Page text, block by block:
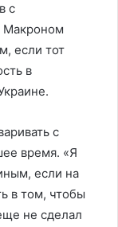
с
Макроном
если тот
в
с
время. «Я
если на
в том, чтобы
не сделал